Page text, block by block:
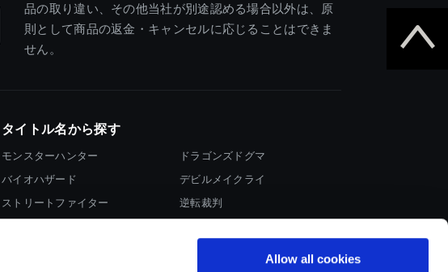
Allow all cookies
品の取り違い、その他当社が別途認める場合以外は、原
則として商品の返金・キャンセルに応じることはできま
せん。
タイトル名から探す
モンスターハンター
バイオハザード
ストリートファイター
ドラゴンズドグマ
デビルメイクライ
逆転裁判